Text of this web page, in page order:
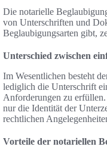
Die notarielle
von Unterschriften und
Beglaubigungsarten gibt,
Unterschied zwischen
Im Wesentlichen besteht
lediglich die Unterschrift
Anforderungen zu
nur die Identität der
rechtlichen
Vorteile der notariellen